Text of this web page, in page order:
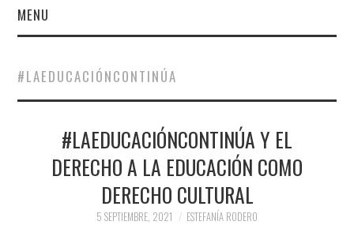
MENU
HACER BOSQUE (SALA DE
PRENSA Y
COLABORACIONES)
#LAEDUCACIÓNCONTINÚA
#LAEDUCACIÓNCONTINÚA Y EL
DERECHO A LA EDUCACIÓN COMO
DERECHO CULTURAL
5 SEPTIEMBRE, 2021 ESTEFANÍA RODERO